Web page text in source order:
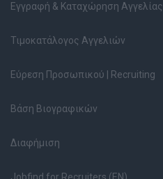
Εγγραφή & Καταχώρηση Αγγελίας
Τιμοκατάλογος Αγγελιών
Εύρεση Προσωπικού | Recruiting
Βάση Βιογραφικών
Διαφήμιση
Jobfind for Recruiters (EN)